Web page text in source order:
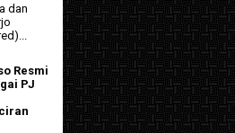
dan
Resmi
PJ